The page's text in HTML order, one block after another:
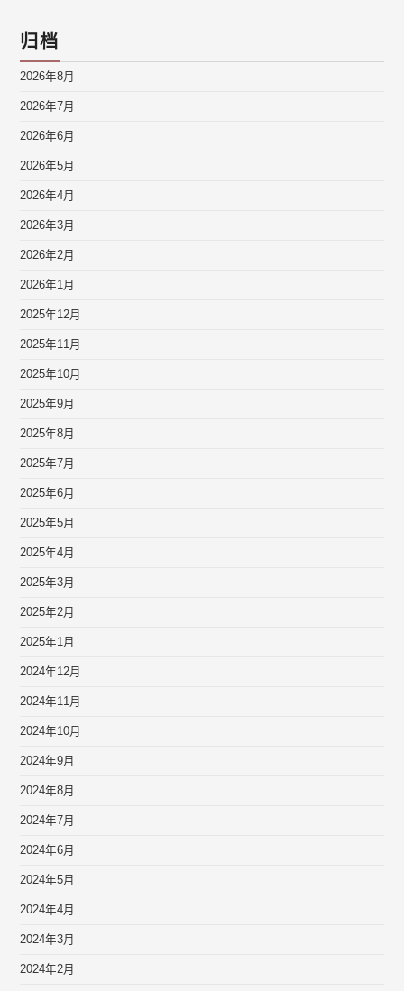
归档
2026年8月
2026年7月
2026年6月
2026年5月
2026年4月
2026年3月
2026年2月
2026年1月
2025年12月
2025年11月
2025年10月
2025年9月
2025年8月
2025年7月
2025年6月
2025年5月
2025年4月
2025年3月
2025年2月
2025年1月
2024年12月
2024年11月
2024年10月
2024年9月
2024年8月
2024年7月
2024年6月
2024年5月
2024年4月
2024年3月
2024年2月